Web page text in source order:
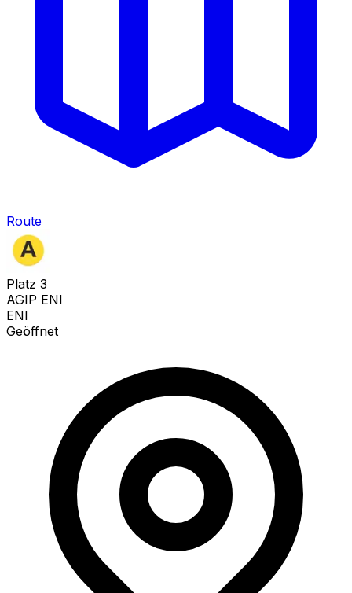
Route
Platz 3
AGIP ENI
ENI
Geöffnet